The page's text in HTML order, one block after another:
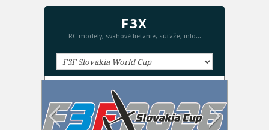
F3X
RC modely, svahové lietanie, súťaže, info...